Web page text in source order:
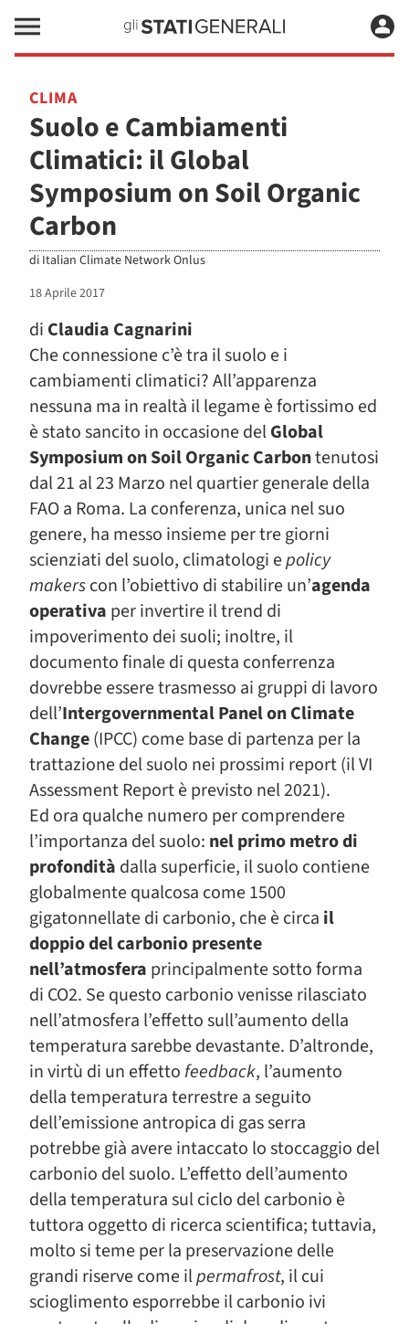
CLIMA
Suolo e Cambiamenti
Climatici: il Global
Symposium on Soil Organic
Carbon
di Italian Climate Network Onlus
18 Aprile 2017
di Claudia Cagnarini
Che connessione c’è tra il suolo e i
cambiamenti climatici? All’apparenza
nessuna ma in realtà il legame è fortissimo ed
è stato sancito in occasione delGlobal
Symposium on Soil Organic Carbontenutosi
dal 21 al 23 Marzo nel quartier generale della
FAO a Roma. La conferenza, unica nel suo
genere, ha messo insieme per tre giorni
scienziati del suolo, climatologi epolicy
makerscon l’obiettivo di stabilire un’agenda
operativa per invertire il trend di
impoverimento dei suoli; inoltre, il
documento finale di questa conferrenza
dovrebbe essere trasmesso ai gruppi di lavoro
dell’Intergovernmental Panel on Climate
Change(IPCC) come base di partenza per la
trattazione del suolo nei prossimi report (il VI
Assessment Report è previsto nel 2021).
Ed ora qualche numero per comprendere
l’importanza del suolo: nel primo metro di
profondità dalla superficie, il suolo contiene
globalmente qualcosa come 1500
gigatonnellate di carbonio, che è circa il
doppio del carbonio presente
nell’atmosfera principalmente sotto forma
di CO2. Se questo carbonio venisse rilasciato
nell’atmosfera l’effetto sull’aumento della
temperatura sarebbe devastante. D’altronde,
in virtù di un effetto feedback, l’aumento
della temperatura terrestre a seguito
dell’emissione antropica di gas serra
potrebbe già avere intaccato lo stoccaggio del
carbonio del suolo. L’effetto dell’aumento
della temperatura sul ciclo del carbonio è
tuttora oggetto di ricerca scientifica; tuttavia,
molto si teme per la preservazione delle
grandi riserve come ilpermafrost, il cui
scioglimento esporrebbe il carbonio ivi